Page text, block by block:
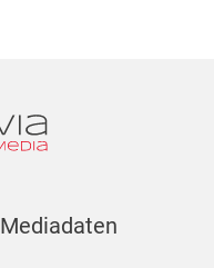
Mediadaten